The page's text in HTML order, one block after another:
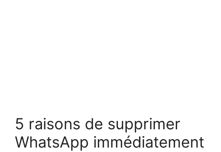
5 raisons de supprimer
WhatsApp immédiatement